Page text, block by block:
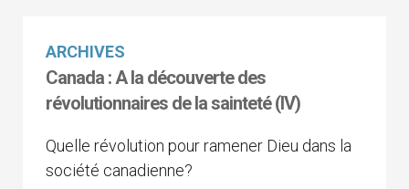
ARCHIVES
Canada : A la découverte des
révolutionnaires de la sainteté (IV)
Quelle révolution pour ramener Dieu dans la
société canadienne?